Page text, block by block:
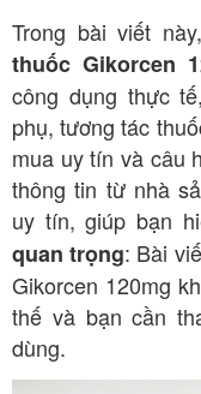
Trong bài viết
thuốc Gikorcen
công dụng thực
phụ, tương tác
mua uy tín và câu
thông tin từ nhà
uy tín, giúp bạn
quan trọng: Bài
Gikorcen 120mg
thế và bạn cần
dùng.